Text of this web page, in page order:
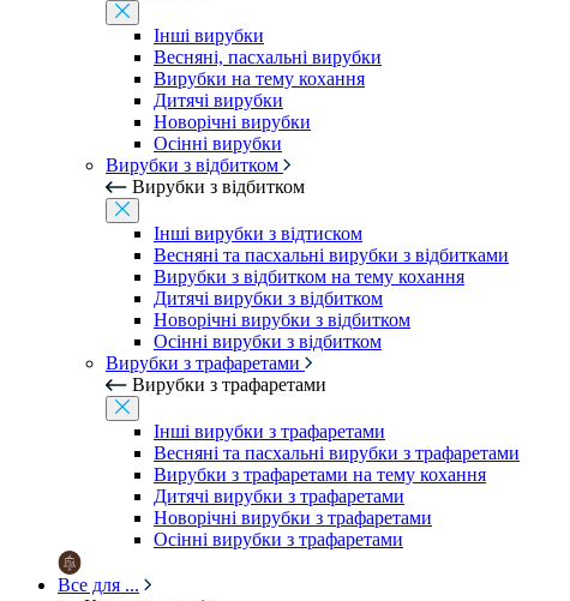
Інші вирубки
Весняні, пасхальні вирубки
Вирубки на тему кохання
Дитячі вирубки
Новорічні вирубки
Осінні вирубки
Вирубки з відбитком
Вирубки з відбитком
Інші вирубки з відтиском
Весняні та пасхальні вирубки з відбитками
Вирубки з відбитком на тему кохання
Дитячі вирубки з відбитком
Новорічні вирубки з відбитком
Осінні вирубки з відбитком
Вирубки з трафаретами
Вирубки з трафаретами
Інші вирубки з трафаретами
Весняні та пасхальні вирубки з трафаретами
Вирубки з трафаретами на тему кохання
Дитячі вирубки з трафаретами
Новорічні вирубки з трафаретами
Осінні вирубки з трафаретами
Все для ...